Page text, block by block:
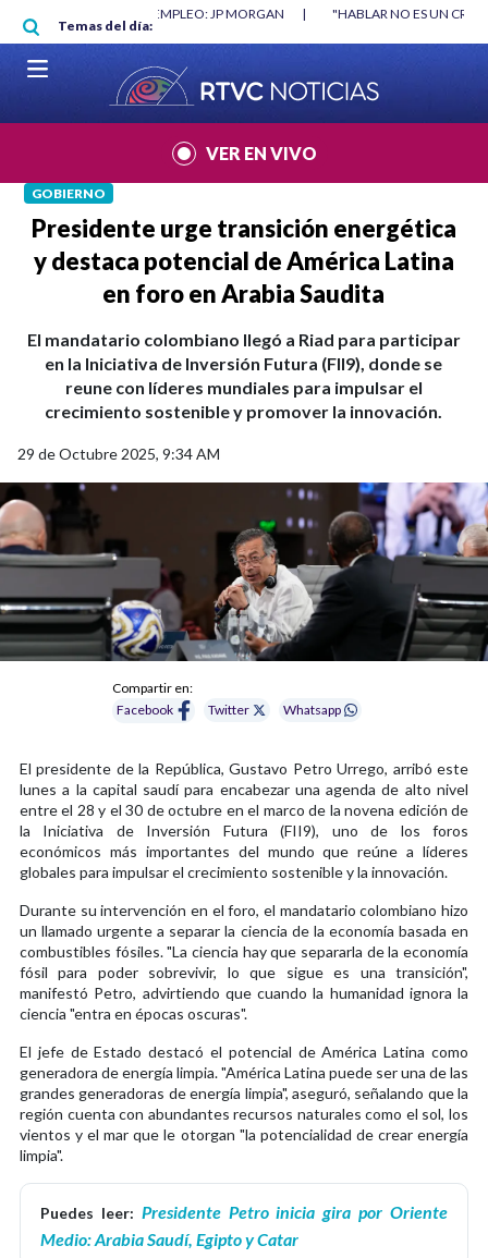
Pasar al contenido principal
Temas del día:
"HABLAR NO ES UN CRIMEN": CARTA DE BETO CORAL |
VER EN VIVO
GOBIERNO
Presidente urge transición energética
y destaca potencial de América Latina
en foro en Arabia Saudita
El mandatario colombiano llegó a Riad para participar
en la Iniciativa de Inversión Futura (FII9), donde se
reune con líderes mundiales para impulsar el
crecimiento sostenible y promover la innovación.
29 de Octubre 2025, 9:34 AM
Compartir en:
Facebook
Twitter Whatsapp
El presidente de la República, Gustavo Petro Urrego, arribó este
lunes a la capital saudí para encabezar una agenda de alto nivel
entre el 28 y el 30 de octubre en el marco de la novena edición de
la Iniciativa de Inversión Futura (FII9), uno de los foros
económicos más importantes del mundo que reúne a líderes
globales para impulsar el crecimiento sostenible y la innovación.
Durante su intervención en el foro, el mandatario colombiano hizo
un llamado urgente a separar la ciencia de la economía basada en
combustibles fósiles. "La ciencia hay que separarla de la economía
fósil para poder sobrevivir, lo que sigue es una transición",
manifestó Petro, advirtiendo que cuando la humanidad ignora la
ciencia "entra en épocas oscuras".
El jefe de Estado destacó el potencial de América Latina como
generadora de energía limpia. "América Latina puede ser una de las
grandes generadoras de energía limpia", aseguró, señalando que la
región cuenta con abundantes recursos naturales como el sol, los
vientos y el mar que le otorgan "la potencialidad de crear energía
limpia".
Puedes leer: Presidente Petro inicia gira por Oriente
Medio: Arabia Saudí, Egipto y Catar